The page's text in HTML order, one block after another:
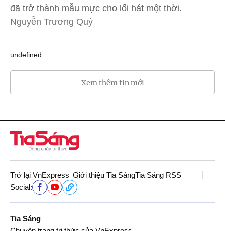
đã trở thành mẫu mực cho lối hát một thời.
Nguyễn Trương Quý
undefined
Xem thêm tin mới
Trở lại VnExpress Giới thiệu Tia SángTia Sáng RSS
Social:
Tia Sáng